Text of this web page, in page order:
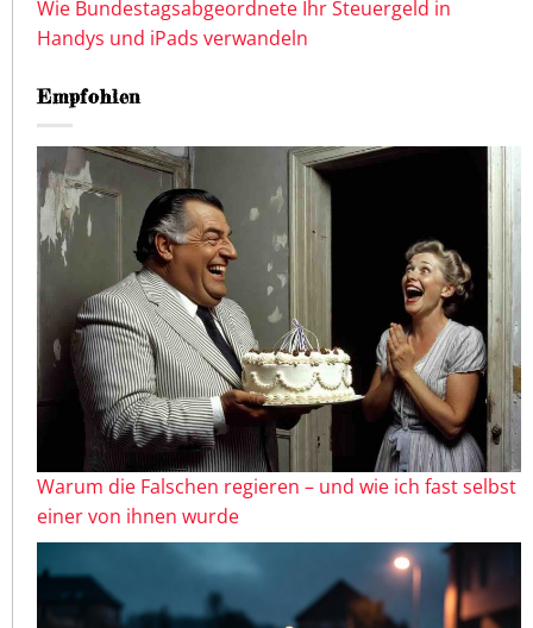
Wie Bundestagsabgeordnete Ihr Steuergeld in
Handys und iPads verwandeln
Empfohlen
Warum die Falschen regieren – und wie ich fast selbst
einer von ihnen wurde